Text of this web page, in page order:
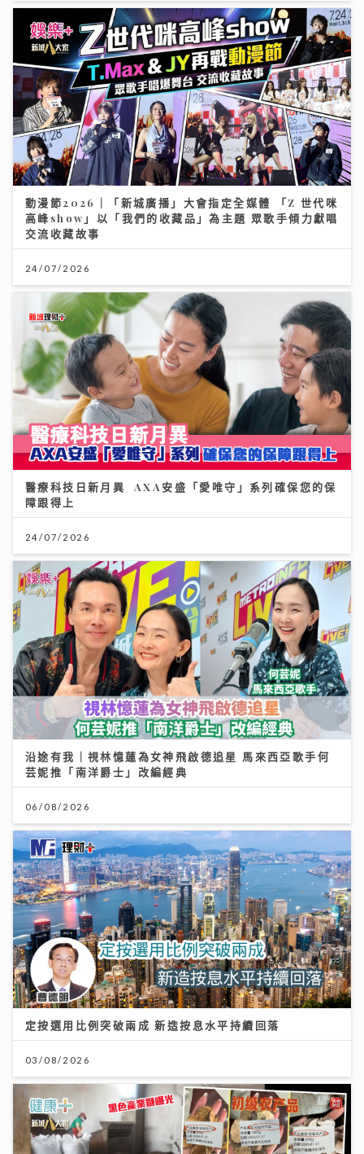
動漫節2026｜「新城廣播」大會指定全媒體 「Z 世代咪
高峰show」以「我們的收藏品」為主題 眾歌手傾力獻唱
交流收藏故事
24/07/2026
醫療科技日新月異 AXA安盛「愛唯守」系列確保您的保
障跟得上
24/07/2026
沿途有我｜視林憶蓮為女神飛啟德追星 馬來西亞歌手何
芸妮推「南洋爵士」改編經典
06/08/2026
定按選用比例突破兩成 新造按息水平持續回落
03/08/2026